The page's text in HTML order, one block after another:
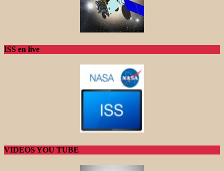
ISS en live
VIDEOS YOU TUBE